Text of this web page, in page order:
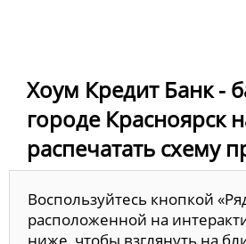
Хоум Кредит Банк -
городе Красноярск
распечатать схему
Воспользуйтесь кнопкой
расположенной на
ниже, чтобы взглянуть на